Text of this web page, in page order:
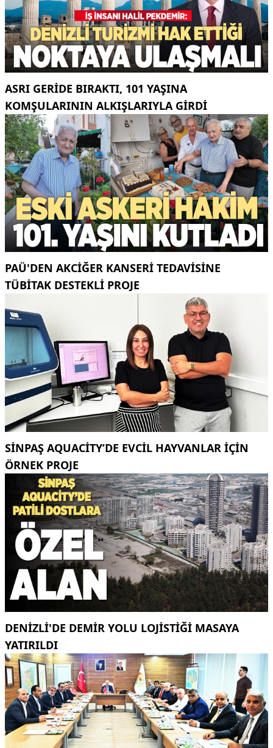
ASRI GERIDE BIRAKTI, 101 YAŞINA
KOMŞULARININ ALKIŞLARIYLA GIRDI
PAÜ'DEN AKCİĞER KANSERİ TEDAVİSİNE
TÜBİTAK DESTEKLİ PROJE
SINPAŞ AQUACITY’DE EVCIL HAYVANLAR IÇIN
ÖRNEK PROJE
DENİZLİ'DE DEMİR YOLU LOJİSTİĞİ MASAYA
YATIRILDI